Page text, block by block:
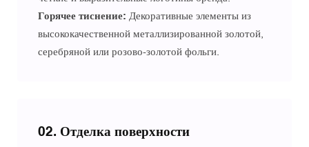
Горячее тиснение: Декоративные элементы из
высококачественной металлизированной золотой,
серебряной или розово-золотой фольги.
02. Отделка поверхности